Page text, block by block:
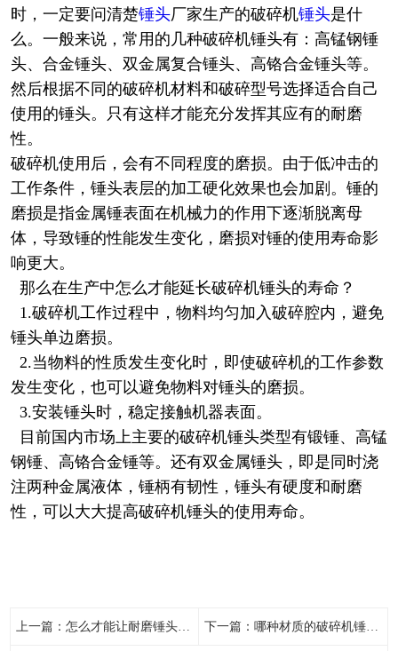
时，一定要问清楚锤头厂家生产的破碎机锤头是什
么。一般来说，常用的几种破碎机锤头有：高锰钢锤
头、合金锤头、双金属复合锤头、高铬合金锤头等。
然后根据不同的破碎机材料和破碎型号选择适合自己
使用的锤头。只有这样才能充分发挥其应有的耐磨
性。
破碎机使用后，会有不同程度的磨损。由于低冲击的
工作条件，锤头表层的加工硬化效果也会加剧。锤的
磨损是指金属锤表面在机械力的作用下逐渐脱离母
体，导致锤的性能发生变化，磨损对锤的使用寿命影
响更大。
那么在生产中怎么才能延长破碎机锤头的寿命？
1.破碎机工作过程中，物料均匀加入破碎腔内，避免
锤头单边磨损。
2.当物料的性质发生变化时，即使破碎机的工作参数
发生变化，也可以避免物料对锤头的磨损。
3.安装锤头时，稳定接触机器表面。
目前国内市场上主要的破碎机锤头类型有锻锤、高锰
钢锤、高铬合金锤等。还有双金属锤头，即是同时浇
注两种金属液体，锤柄有韧性，锤头有硬度和耐磨
性，可以大大提高破碎机锤头的使用寿命。
上一篇： 怎么才能让耐磨锤头的使用时间更长？ 下一篇： 哪种材质的破碎机锤头的耐磨性更好？